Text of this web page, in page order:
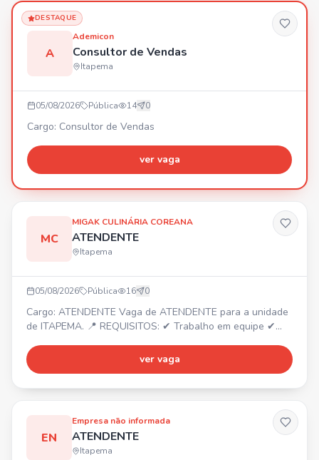
DESTAQUE
A
Ademicon
Consultor de Vendas
Itapema
05/08/2026 Pública 14 0
Cargo: Consultor de Vendas
ver vaga
MC
MIGAK CULINÁRIA COREANA
ATENDENTE
Itapema
05/08/2026 Pública 16 0
Cargo: ATENDENTE Vaga de ATENDENTE para a unidade
de ITAPEMA. 📍 REQUISITOS: ✔ Trabalho em equipe ✔
currículo por WhatsApp e faça parte do nosso time!
ver vaga
EN
Empresa não informada
ATENDENTE
Itapema